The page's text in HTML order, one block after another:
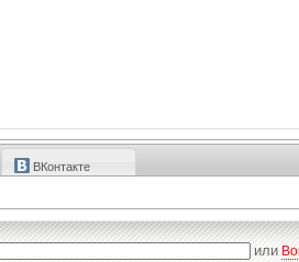
ВКонтакте
или